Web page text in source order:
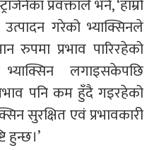
प्रवक्ताले भने, ‘हाम्रो
गरेको भ्याक्सिनले
रुपमा प्रभाव पारिरहेको
लगाइसकेपछि
पनि कम हुँदै गइरहेको
सुरक्षित एवं प्रभावकारी
हुन्छ।’